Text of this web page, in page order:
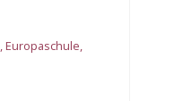
,Europaschule,